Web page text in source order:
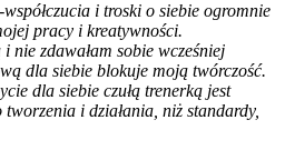
i troski o siebie ogromnie
pracy i kreatywności.
nie zdawałam sobie wcześniej
dla siebie blokuje moją twórczość.
dla siebie czułą trenerką jest
i działania, niż standardy,